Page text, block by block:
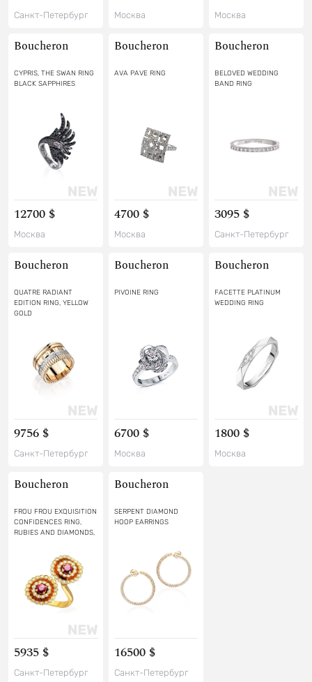
Санкт-Петербург Москва Москва
Boucheron
CYPRIS, THE SWAN RING
BLACK SAPPHIRES
12700 $
Москва
Boucheron
AVA PAVE RING
4700 $
Москва
Boucheron
BELOVED WEDDING
BAND RING
3095 $
Санкт-Петербург
Boucheron
QUATRE RADIANT
EDITION RING, YELLOW
GOLD
9756 $
Санкт-Петербург
Boucheron
PIVOINE RING
6700 $
Москва
Boucheron
FACETTE PLATINUM
WEDDING RING
1800 $
Москва
Boucheron
FROU FROU EXQUISITION
CONFIDENCES RING,
RUBIES AND DIAMONDS,
5935 $
Санкт-Петербург
Boucheron
SERPENT DIAMOND
HOOP EARRINGS
16500 $
Санкт-Петербург